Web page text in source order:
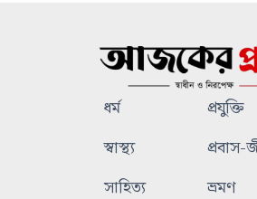
ধর্ম
প্রযুক্তি
স্বাস্থ্য
প্রবাস-
সাহিত্য
ভ্রমণ